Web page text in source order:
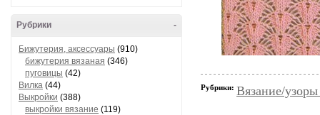
-
Рубрики
Бижутерия, аксессуары (910)
бижутерия вязаная (346)
пуговицы (42)
Вилка (44)
Выкройки (388)
выкройки вязание (119)
Рубрики: Вязание/